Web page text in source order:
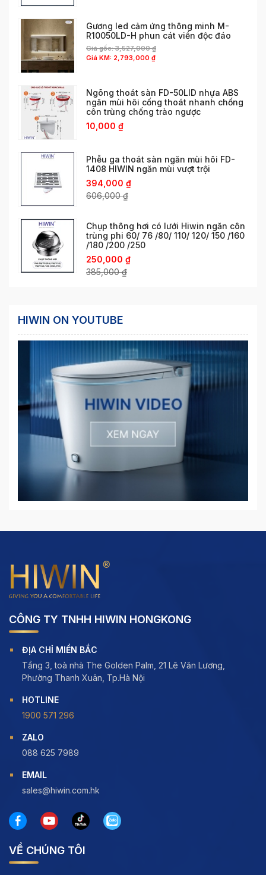
Gương led cảm ứng thông minh M-
R10050LD-H phun cát viền độc đáo
Giá gốc:3,527,000₫
Giá KM: 2,793,000 ₫
Ngõng thoát sàn FD-50LID nhựa ABS
ngăn mùi hôi cống thoát nhanh chống
côn trùng chống trào ngược
10,000 ₫
Phễu ga thoát sàn ngăn mùi hôi FD-
1408 HIWIN ngăn mùi vượt trội
394,000 ₫
606,000₫
Chụp thông hơi có lưới Hiwin ngăn côn
trùng phi 60/ 76 /80/ 110/ 120/ 150 /160
/180 /200 /250
250,000 ₫
385,000₫
HIWIN ON YOUTUBE
CÔNG TY TNHH HIWIN HONGKONG
ĐỊA CHỈ MIỀN BẮC
Tầng 3, toà nhà The Golden Palm, 21 Lê Văn Lương,
Phường Thanh Xuân, Tp.Hà Nội
HOTLINE
1900 571 296
ZALO
088 625 7989
EMAIL
sales@hiwin.com.hk
VỀ CHÚNG TÔI